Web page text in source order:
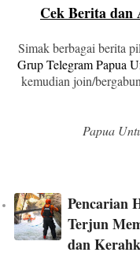
Cek Berita dan
Simak berbagai berita
Grup Telegram Papua
kemudian join/
Papua
Pencarian
Terjun
dan